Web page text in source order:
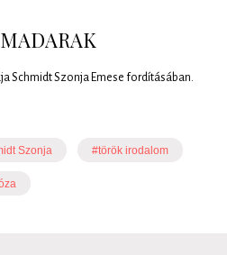
Schmidt Szonja Emese fordításában.
Szonja #török irodalom